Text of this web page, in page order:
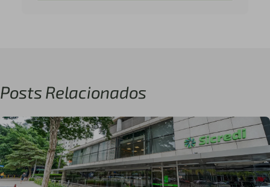
Posts Relacionados